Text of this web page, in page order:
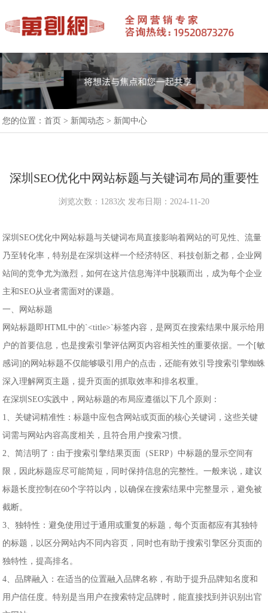
您的位置：首页 > 新闻动态 > 新闻中心
深圳SEO优化中网站标题与关键词布局的重要性
浏览次数：1283次 发布日期：2024-11-20
深圳SEO优化中网站标题与关键词布局直接影响着网站的可见性、流量
乃至转化率，特别是在深圳这样一个经济特区、科技创新之都，企业网
站间的竞争尤为激烈，如何在这片信息海洋中脱颖而出，成为每个企业
主和SEO从业者需面对的课题。
一、网站标题
网站标题即HTML中的`<title>`标签内容，是网页在搜索结果中展示给用
户的首要信息，也是搜索引擎评估网页内容相关性的重要依据。一个[敏
感词]的网站标题不仅能够吸引用户的点击，还能有效引导搜索引擎蜘蛛
深入理解网页主题，提升页面的抓取效率和排名权重。
在深圳SEO实践中，网站标题的布局应遵循以下几个原则：
1、关键词精准性：标题中应包含网站或页面的核心关键词，这些关键
词需与网站内容高度相关，且符合用户搜索习惯。
2、简洁明了：由于搜索引擎结果页面（SERP）中标题的显示空间有
限，因此标题应尽可能简短，同时保持信息的完整性。一般来说，建议
标题长度控制在60个字符以内，以确保在搜索结果中完整显示，避免被
截断。
3、独特性：避免使用过于通用或重复的标题，每个页面都应有其独特
的标题，以区分网站内不同内容页，同时也有助于搜索引擎区分页面的
独特性，提高排名。
4、品牌融入：在适当的位置融入品牌名称，有助于提升品牌知名度和
用户信任度。特别是当用户在搜索特定品牌时，能直接找到并识别出官